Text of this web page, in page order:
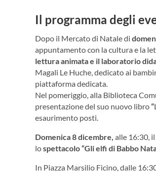
Il programma degli
Dopo il Mercato di Natale di
appuntamento con la cultura e la
lettura animata e il laboratorio
Magali Le Huche, dedicato ai
piattaforma dedicata.
Nel pomeriggio, alla Biblioteca
presentazione del suo nuovo libro“
esaurimento posti.
Domenica 8 dicembre, alle 16:30, il
lospettacolo“Gli elfi di Babbo
In Piazza Marsilio Ficino, dalle